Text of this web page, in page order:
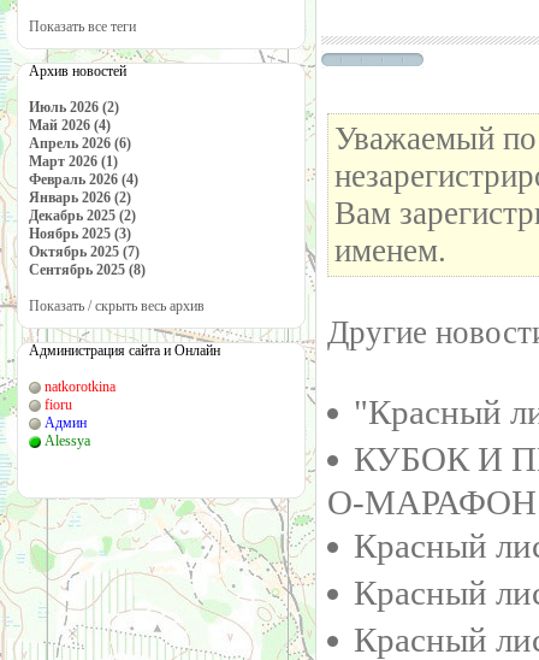
Показать все теги
Архив новостей
Июль 2026 (2)
Май 2026 (4)
Апрель 2026 (6)
Март 2026 (1)
Февраль 2026 (4)
Январь 2026 (2)
Декабрь 2025 (2)
Ноябрь 2025 (3)
Октябрь 2025 (7)
Сентябрь 2025 (8)
Показать / скрыть весь архив
Администрация сайта и Онлайн
natkorotkina
fioru
Админ
Alessya
Уважаемый
Вам
именем.
Другие
"Красный
КУБОК И
О-
Красный
Красный
Красный